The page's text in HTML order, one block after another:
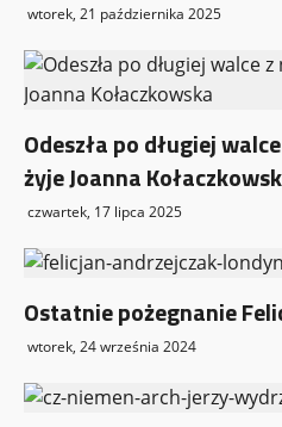
wtorek, 21 października 2025
Odeszła po długiej
żyje Joanna
czwartek, 17 lipca 2025
Ostatnie pożegnanie
wtorek, 24 września 2024